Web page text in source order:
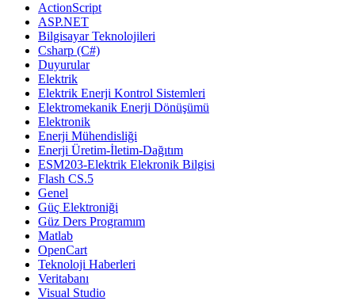
ActionScript
ASP.NET
Bilgisayar Teknolojileri
Csharp (C#)
Duyurular
Elektrik
Elektrik Enerji Kontrol Sistemleri
Elektromekanik Enerji Dönüşümü
Elektronik
Enerji Mühendisliği
Enerji Üretim-İletim-Dağıtım
ESM203-Elektrik Elekronik Bilgisi
Flash CS.5
Genel
Güç Elektroniği
Güz Ders Programım
Matlab
OpenCart
Teknoloji Haberleri
Veritabanı
Visual Studio